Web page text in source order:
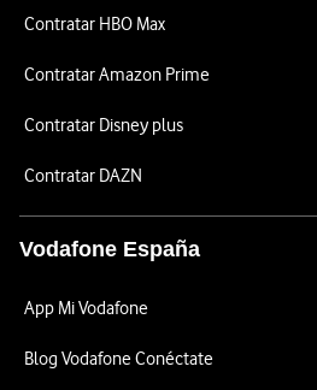
Contratar HBO Max
Contratar Amazon Prime
Contratar Disney plus
Contratar DAZN
Vodafone España
App Mi Vodafone
Blog Vodafone Conéctate